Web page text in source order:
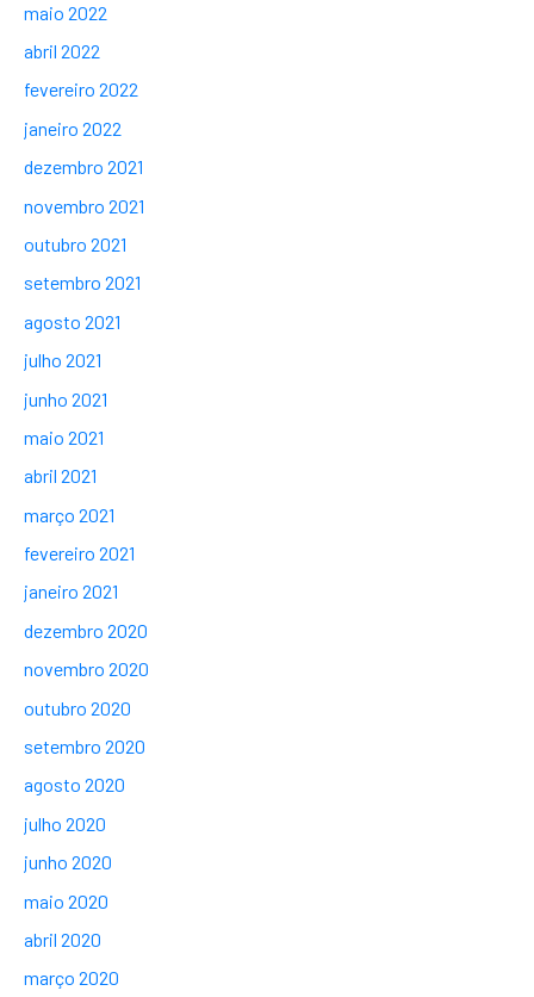
maio 2022
abril 2022
fevereiro 2022
janeiro 2022
dezembro 2021
novembro 2021
outubro 2021
setembro 2021
agosto 2021
julho 2021
junho 2021
maio 2021
abril 2021
março 2021
fevereiro 2021
janeiro 2021
dezembro 2020
novembro 2020
outubro 2020
setembro 2020
agosto 2020
julho 2020
junho 2020
maio 2020
abril 2020
março 2020